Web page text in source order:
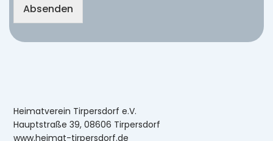
Absenden
Heimatverein Tirpersdorf e.V.
Hauptstraße 39, 08606 Tirpersdorf
www.heimat-tirpersdorf.de